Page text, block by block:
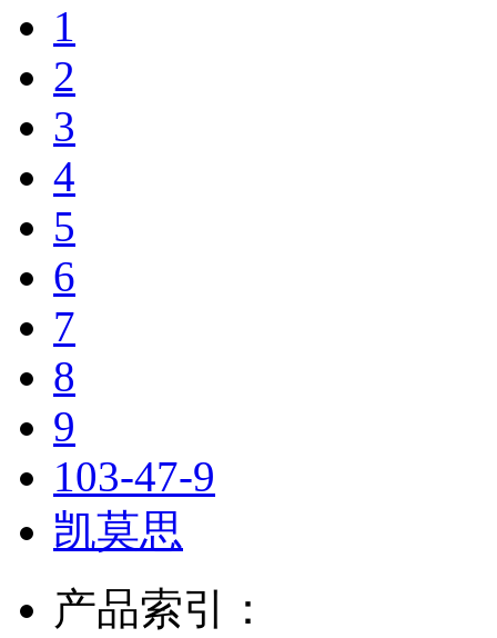
1
2
3
4
5
6
7
8
9
103-47-9
凯莫思
产品索引：